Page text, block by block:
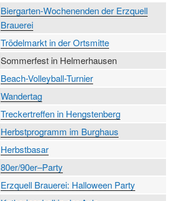
Biergarten-Wochenenden der Erzquell
Brauerei
Trödelmarkt in der Ortsmitte
Sommerfest in Helmerhausen
Beach-Volleyball-Turnier
Wandertag
Treckertreffen in Hengstenberg
Herbstprogramm im Burghaus
Herbstbasar
80er/90er–Party
Erzquell Brauerei: Halloween Party